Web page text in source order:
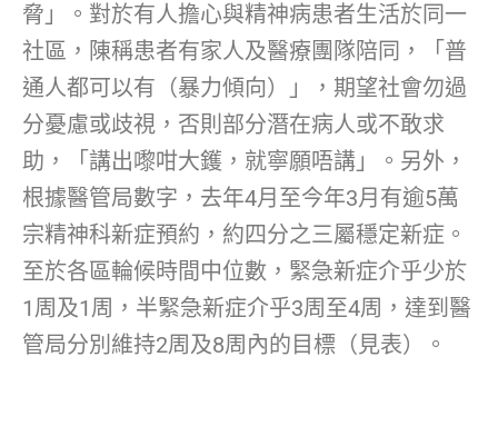
脅」。對於有人擔心與精神病患者生活於同一
社區，陳稱患者有家人及醫療團隊陪同，「普
通人都可以有（暴力傾向）」，期望社會勿過
分憂慮或歧視，否則部分潛在病人或不敢求
助，「講出嚟咁大鑊，就寧願唔講」。另外，
根據醫管局數字，去年4月至今年3月有逾5萬
宗精神科新症預約，約四分之三屬穩定新症。
至於各區輪候時間中位數，緊急新症介乎少於
1周及1周，半緊急新症介乎3周至4周，達到醫
管局分別維持2周及8周內的目標（見表）。